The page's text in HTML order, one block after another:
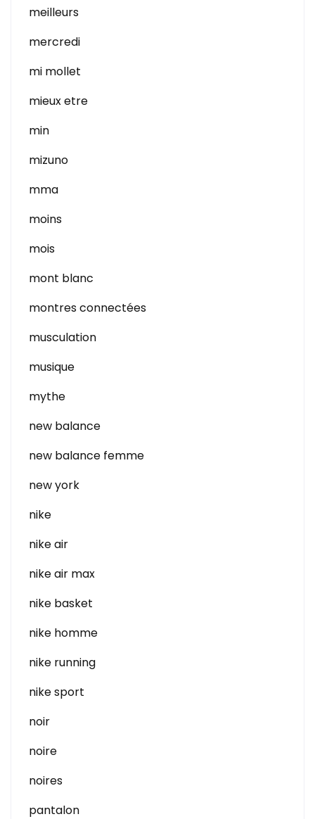
meilleurs
mercredi
mi mollet
mieux etre
min
mizuno
mma
moins
mois
mont blanc
montres connectées
musculation
musique
mythe
new balance
new balance femme
new york
nike
nike air
nike air max
nike basket
nike homme
nike running
nike sport
noir
noire
noires
pantalon